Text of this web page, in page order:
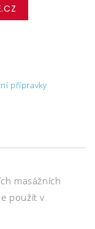
přípravky
masážních
použít v